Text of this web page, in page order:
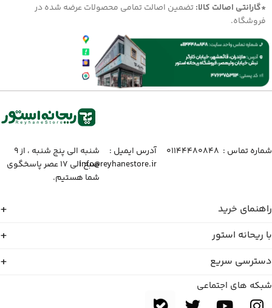
*گارانتی اصالت کالا:تضمین اصالت تمامی محصولات عرضه شده در
فروشگاه.
شماره تماس :‌ ۰۱۱۴۴۴۸۰۸۴۸
آدرس ایمیل :‌
info@reyhanestore.ir
شنبه الی پنج شنبه ، از ۹
صبح الی ۱۷ عصر پاسخگوی
شما هستیم.
راهنمای خرید
با ریحانه استور
دسترسی سریع
شبکه های اجتماعی